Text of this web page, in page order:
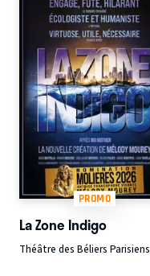
PROMO
La Zone Indigo
Théâtre des Béliers Parisiens